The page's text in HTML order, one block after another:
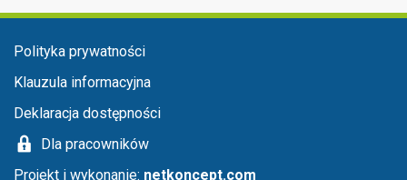
Menu stopka
Polityka prywatności
Klauzula informacyjna
Deklaracja dostępności
Dla pracowników
Projekt i wykonanie: netkoncept.com